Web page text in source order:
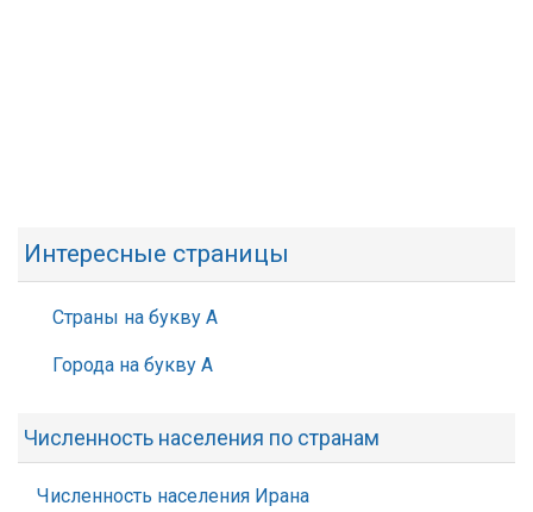
Интересные страницы
Страны на букву А
Города на букву А
Численность населения по странам
Численность населения Ирана